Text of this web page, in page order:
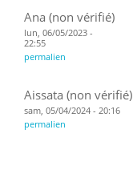
Ana (non vérifié)
lun, 06/05/2023 -
22:55
permalien
Aissata (non vérifié)
sam, 05/04/2024 - 20:16
permalien